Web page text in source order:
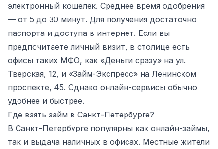
электронный кошелек. Среднее время одобрения
— от 5 до 30 минут. Для получения достаточно
паспорта и доступа в интернет. Если вы
предпочитаете личный визит, в столице есть
офисы таких МФО, как «Деньги сразу» на ул.
Тверская, 12, и «Займ-Экспресс» на Ленинском
проспекте, 45. Однако онлайн-сервисы обычно
удобнее и быстрее.
Где взять займ в Санкт-Петербурге?
В Санкт-Петербурге популярны как онлайн-займы,
так и выдача наличных в офисах. Местные жители